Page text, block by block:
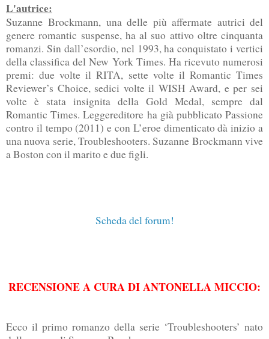
L'autrice:
Suzanne Brockmann, una delle più affermate autrici del
genere romantic suspense, ha al suo attivo oltre cinquanta
romanzi. Sin dall’esordio, nel 1993, ha conquistato i vertici
della classifica del New York Times. Ha ricevuto numerosi
premi: due volte il RITA, sette volte il Romantic Times
Reviewer’s Choice, sedici volte il WISH Award, e per sei
volte è stata insignita della Gold Medal, sempre dal
Romantic Times. Leggereditore ha già pubblicato Passione
contro il tempo (2011) e con L’eroe dimenticato dà inizio a
una nuova serie, Troubleshooters. Suzanne Brockmann vive
a Boston con il marito e due figli.
Scheda del forum!
RECENSIONE A CURA DI ANTONELLA MICCIO:
Ecco il primo romanzo della serie ‘Troubleshooters’ nato